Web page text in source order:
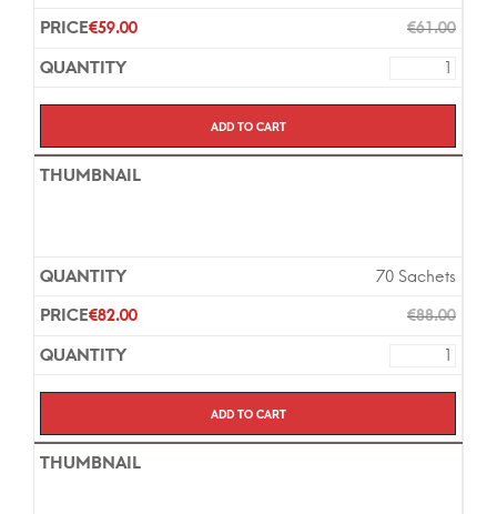
€61.00
€59.00
Add to cart
70 Sachets
€88.00
€82.00
Add to cart